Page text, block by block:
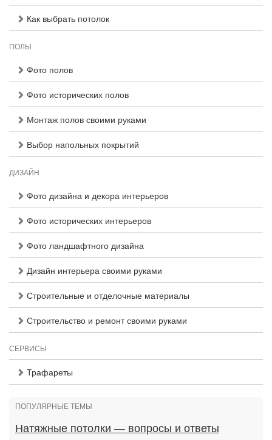
Как выбрать потолок
ПОЛЫ
Фото полов
Фото исторических полов
Монтаж полов своими руками
Выбор напольных покрытий
ДИЗАЙН
Фото дизайна и декора интерьеров
Фото исторических интерьеров
Фото ландшафтного дизайна
Дизайн интерьера своими руками
Строительные и отделочные материалы
Строительство и ремонт своими руками
СЕРВИСЫ
Трафареты
ПОПУЛЯРНЫЕ ТЕМЫ
Натяжные потолки — вопросы и ответы